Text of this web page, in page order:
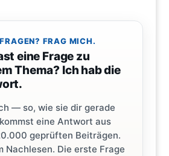
FRAG MICH.
eine Frage zu
Thema? Ich hab die
— so, wie sie dir gerade
eine Antwort aus
geprüften Beiträgen.
Nachlesen. Die erste Frage